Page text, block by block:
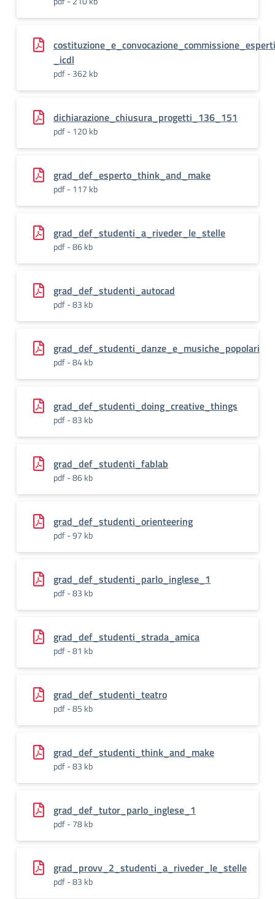
costituzione_e_convocazione_commissione_esperti
_icdl
pdf - 362 kb
dichiarazione_chiusura_progetti_136_151
pdf - 120 kb
grad_def_esperto_think_and_make
pdf - 117 kb
grad_def_studenti_a_riveder_le_stelle
pdf - 86 kb
grad_def_studenti_autocad
pdf - 83 kb
grad_def_studenti_danze_e_musiche_popolari
pdf - 84 kb
grad_def_studenti_doing_creative_things
pdf - 83 kb
grad_def_studenti_fablab
pdf - 86 kb
grad_def_studenti_orienteering
pdf - 97 kb
grad_def_studenti_parlo_inglese_1
pdf - 83 kb
grad_def_studenti_strada_amica
pdf - 81 kb
grad_def_studenti_teatro
pdf - 85 kb
grad_def_studenti_think_and_make
pdf - 83 kb
grad_def_tutor_parlo_inglese_1
pdf - 78 kb
grad_provv_2_studenti_a_riveder_le_stelle
pdf - 83 kb